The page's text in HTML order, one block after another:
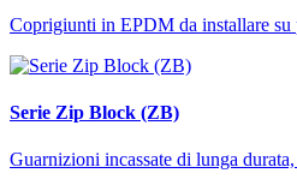
Coprigiunti in EPDM da installare su
Serie Zip Block (ZB)
Guarnizioni incassate di lunga